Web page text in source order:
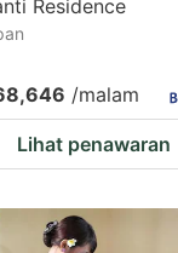
Residence
/malam
Lihat penawaran